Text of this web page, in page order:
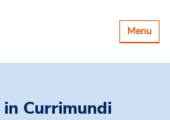
Basculer
la
Menu
in Currimundi